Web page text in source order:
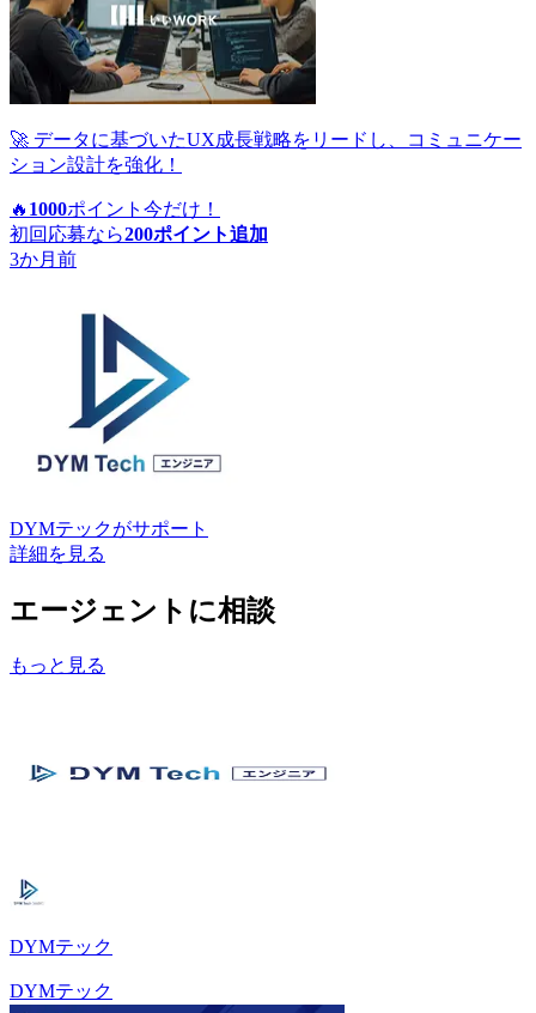
🚀 データに基づいたUX成長戦略をリードし、コミュニケー
ション設計を強化！
🔥 1000ポイント 今だけ！
初回応募なら200ポイント追加
3か月前
DYMテックがサポート
詳細を見る
エージェントに相談
もっと見る
DYMテック
DYMテック